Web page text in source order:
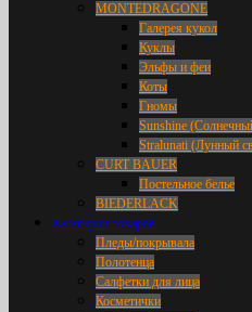
MONTEDRAGONE
Галерея кукол
Куклы
Эльфы и феи
Коты
Гномы
Sunshine
Stralunati (Лунный
CURT BAUER
Постельное белье
BIEDERLACK
Категории товаров
Пледы/покрывала
Полотенца
Салфетки для лица
Косметички